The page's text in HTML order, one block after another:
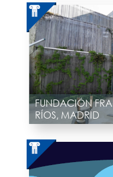
FUNDACIÓN
RÍOS, MADRID